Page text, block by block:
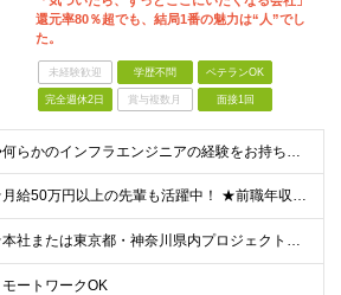
還元率80％超でも、結局1番の魅力は“人”でし
た。
未経験歓迎 学歴不問 ベテランOK
完全週休2日 賞与複数月 面接1回
◆何らかのインフラエンジニアの経験をお持ちの方 ┗設計・構築経験だけではなく、運用・保守経験があるという方も、お気軽にご応募ください！ ┗ブランク・転職回数は不問です！ ┗ネガティブな応募理由も歓迎で
★月給50万円以上の先輩も活躍中！ ★前職年収から80万円以上UP保証 月給35万円～ ※月給には固定残業代を含む(月20時間分/2万6000円～/超過分別途支給） ※残業がなくても上記支給(基本残
☆本社または東京都・神奈川県内プロジェクト先での勤務となります ☆リモートワークOKの案件も多数あります(応相談) ☆転居を伴う転勤はありません ☆九州地方、北陸地方、北海道からの転職者も多数在籍！/
モートワークOK